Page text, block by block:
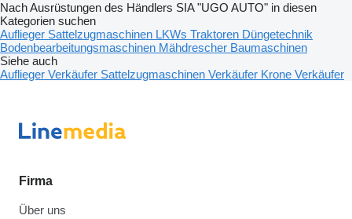
Nach Ausrüstungen des Händlers SIA "UGO AUTO" in diesen
Kategorien suchen
Auflieger Sattelzugmaschinen LKWs Traktoren Düngetechnik
Bodenbearbeitungsmaschinen Mähdrescher Baumaschinen
Siehe auch
Auflieger Verkäufer Sattelzugmaschinen Verkäufer Krone Verkäufer
Firma
Über uns